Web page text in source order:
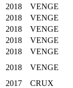
2018
VENGE
2018
VENGE
2018
VENGE
2018
VENGE
2018
VENGE
2018
VENGE
2017
CRUX